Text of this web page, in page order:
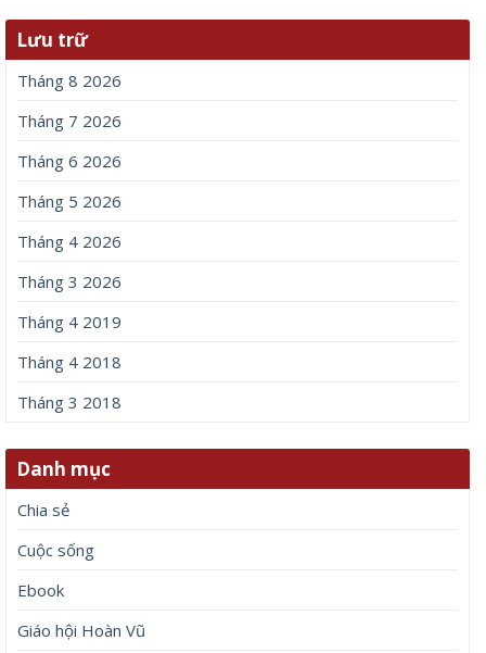
Lưu trữ
Tháng 8 2026
Tháng 7 2026
Tháng 6 2026
Tháng 5 2026
Tháng 4 2026
Tháng 3 2026
Tháng 4 2019
Tháng 4 2018
Tháng 3 2018
Danh mục
Chia sẻ
Cuộc sống
Ebook
Giáo hội Hoàn Vũ